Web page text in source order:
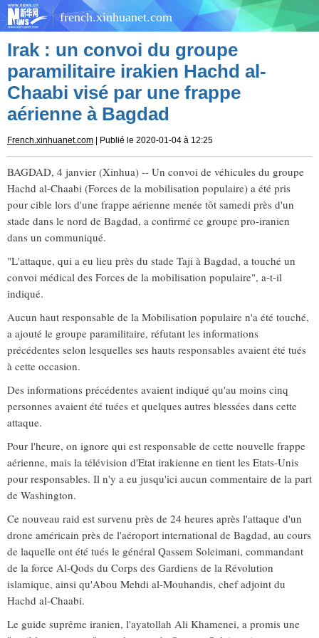
french.xinhuanet.com
Irak : un convoi du groupe
paramilitaire irakien Hachd al-
Chaabi visé par une frappe
aérienne à Bagdad
French.xinhuanet.com | Publié le 2020-01-04 à 12:25
BAGDAD, 4 janvier (Xinhua) -- Un convoi de véhicules du groupe
Hachd al-Chaabi (Forces de la mobilisation populaire) a été pris
pour cible lors d'une frappe aérienne menée tôt samedi près d'un
stade dans le nord de Bagdad, a confirmé ce groupe pro-iranien
dans un communiqué.
"L'attaque, qui a eu lieu près du stade Taji à Bagdad, a touché un
convoi médical des Forces de la mobilisation populaire", a-t-il
indiqué.
Aucun haut responsable de la Mobilisation populaire n'a été touché,
a ajouté le groupe paramilitaire, réfutant les informations
précédentes selon lesquelles ses hauts responsables avaient été tués
à cette occasion.
Des informations précédentes avaient indiqué qu'au moins cinq
personnes avaient été tuées et quelques autres blessées dans cette
attaque.
Pour l'heure, on ignore qui est responsable de cette nouvelle frappe
aérienne, mais la télévision d'Etat irakienne en tient les Etats-Unis
pour responsables. Il n'y a eu jusqu'ici aucun commentaire de la part
de Washington.
Ce nouveau raid est survenu près de 24 heures après l'attaque d'un
drone américain près de l'aéroport international de Bagdad, au cours
de laquelle ont été tués le général Qassem Soleimani, commandant
de la force Al-Qods du Corps des Gardiens de la Révolution
islamique, ainsi qu'Abou Mehdi al-Mouhandis, chef adjoint du
Hachd al-Chaabi.
Le guide suprême iranien, l'ayatollah Ali Khamenei, a promis une